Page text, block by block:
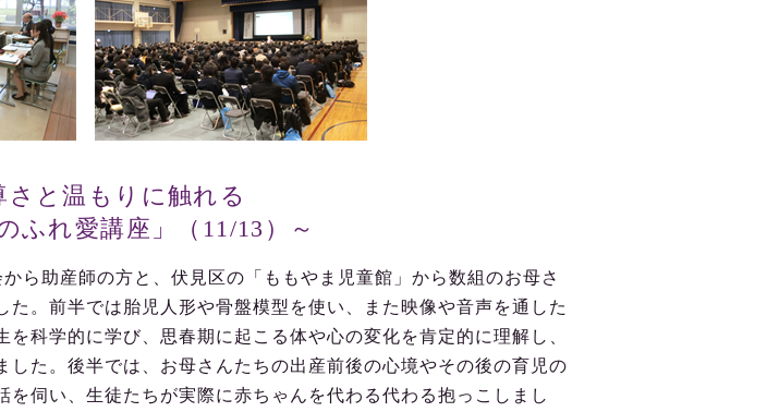
さと温もりに触れる
ふれ愛講座」（11/13）～
ら助産師の方と、伏見区の「ももやま児童館」から数組のお母さ
。前半では胎児人形や骨盤模型を使い、また映像や音声を通した
科学的に学び、思春期に起こる体や心の変化を肯定的に理解し、
た。後半では、お母さんたちの出産前後の心境やその後の育児の
伺い、生徒たちが実際に赤ちゃんを代わる代わる抱っこしまし